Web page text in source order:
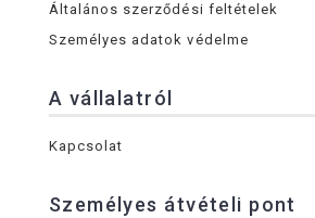
Általános szerződési feltételek
Személyes adatok védelme
A vállalatról
Kapcsolat
Személyes átvételi pont